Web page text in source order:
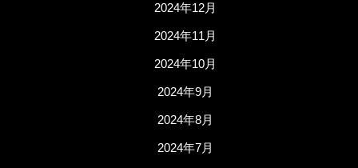
2024年12月
2024年11月
2024年10月
2024年9月
2024年8月
2024年7月